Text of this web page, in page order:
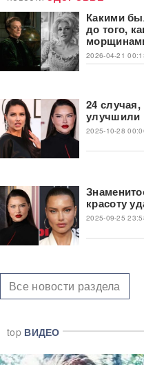
Какими
до того,
2026-04-21
24
улучшили
2025-10-28
красоту
2025-09-25
Все новости раздела
top ВИДЕО